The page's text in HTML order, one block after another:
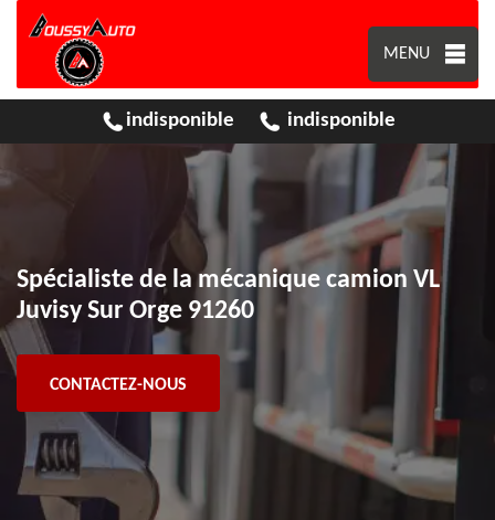
MENU
indisponible indisponible
Spécialiste de la mécanique camion VL
Juvisy Sur Orge 91260
CONTACTEZ-NOUS